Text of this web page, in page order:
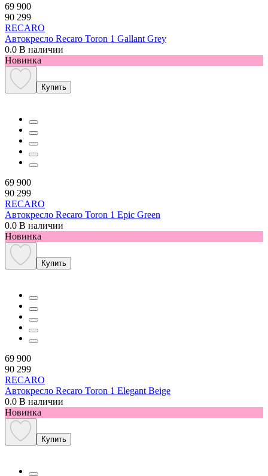
69 900
90 299
RECARO
Автокресло Recaro Toron 1 Gallant Grey
0.0 В наличии
Новинка
Купить
69 900
90 299
RECARO
Автокресло Recaro Toron 1 Epic Green
0.0 В наличии
Новинка
Купить
69 900
90 299
RECARO
Автокресло Recaro Toron 1 Elegant Beige
0.0 В наличии
Новинка
Купить